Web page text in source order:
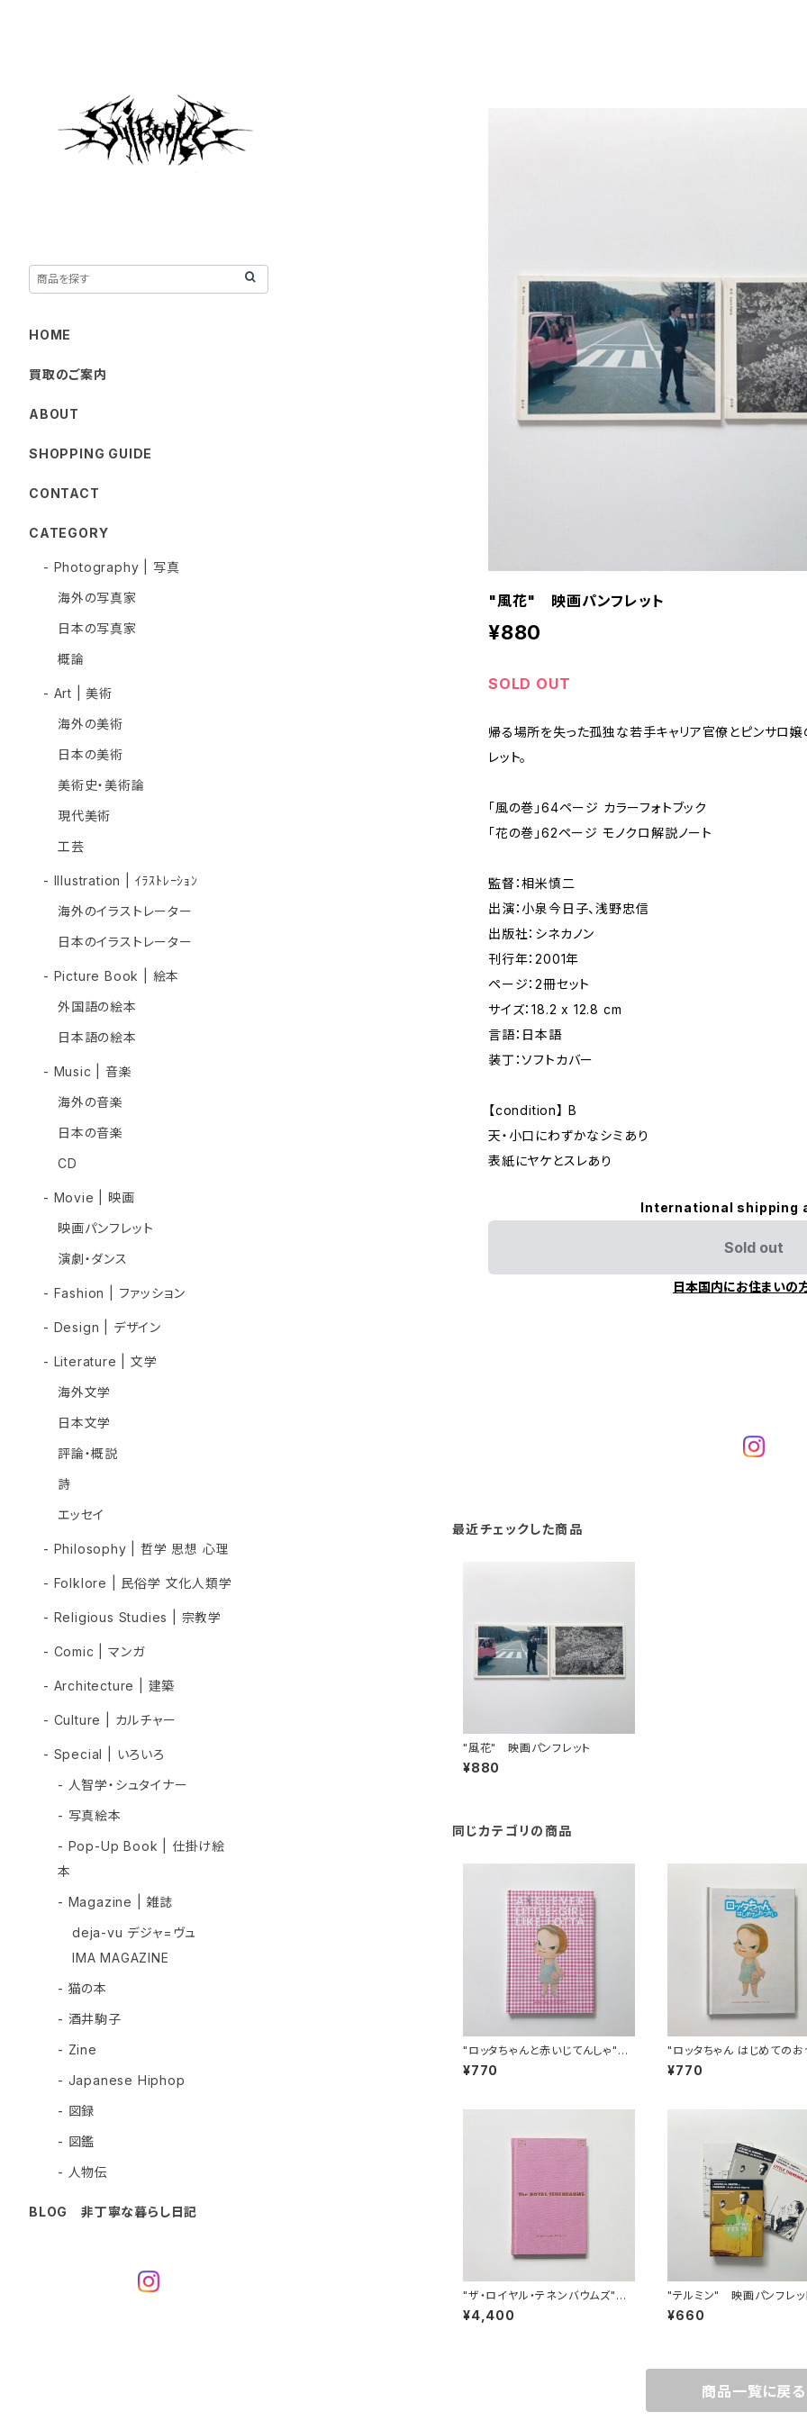
"風花" 映画パンフレット
¥880
SOLD OUT
帰る場所を失った孤独な若手キャリア官僚とピンサロ
レット。
「風の巻」64ページ カラーフォトブック
「花の巻」62ページ モノクロ解説ノート
監督：相米慎二
出演：小泉今日子、浅野忠信
出版社：シネカノン
刊行年：2001年
ページ：2冊セット
サイズ：18.2 x 12.8 cm
言語：日本語
装丁：ソフトカバー
【condition】 B
天・小口にわずかなシミあり
表紙にヤケとスレあり
International shipping
Sold out
日本国内にお住まいの
最近チェックした商品
"風花" 映画パンフレット
¥880
同じカテゴリの商品
"ロッタちゃんと赤いじてんしゃ"
映画パンフレット
¥770
"ロッタちゃん はじめてのお
い" 映画パンフレット
¥770
"ザ・ロイヤル・テネンバウムズ"
映画パンフレット
¥4,400
"テルミン" 映画パンフレッ
¥660
商品一覧に戻る
HOME
買取のご案内
ABOUT
SHOPPING GUIDE
CONTACT
CATEGORY
- Photography | 写真
海外の写真家
日本の写真家
概論
- Art | 美術
海外の美術
日本の美術
美術史・美術論
現代美術
工芸
- Illustration | ｲﾗｽﾄﾚｰｼｮﾝ
海外のイラストレーター
日本のイラストレーター
- Picture Book | 絵本
外国語の絵本
日本語の絵本
- Music | 音楽
海外の音楽
日本の音楽
CD
- Movie | 映画
映画パンフレット
演劇・ダンス
- Fashion | ファッション
- Design | デザイン
- Literature | 文学
海外文学
日本文学
評論・概説
詩
エッセイ
- Philosophy | 哲学 思想 心理
- Folklore | 民俗学 文化人類学
- Religious Studies | 宗教学
- Comic | マンガ
- Architecture | 建築
- Culture | カルチャー
- Special | いろいろ
- 人智学・シュタイナー
- 写真絵本
- Pop-Up Book | 仕掛け絵
本
- Magazine | 雑誌
deja-vu デジャ=ヴュ
IMA MAGAZINE
- 猫の本
- 酒井駒子
- Zine
- Japanese Hiphop
- 図録
- 図鑑
- 人物伝
BLOG 非丁寧な暮らし日記